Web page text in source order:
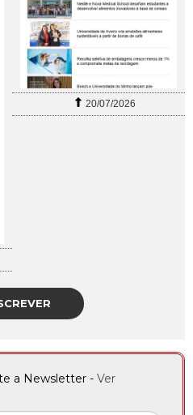
20/07/2026
a Newsletter - Ver